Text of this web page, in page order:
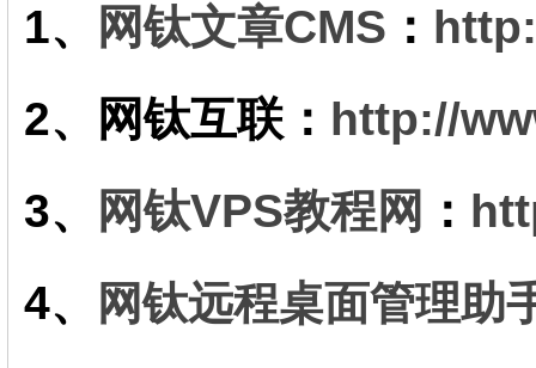
1、 网钛文章CMS ：
2、
网钛互联： http://
3、
网钛VPS教程网 ：
4、
网钛远程桌面管理助